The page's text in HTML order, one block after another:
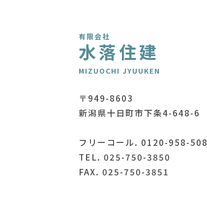
有限会社
水落住建
MIZUOCHI JYUUKEN
〒949-8603
新潟県十日町市下条4-648-6
フリーコール. 0120-958-508
TEL. 025-750-3850
FAX. 025-750-3851